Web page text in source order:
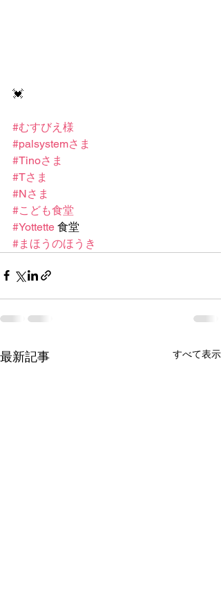
💓
#むすびえ様
#palsystemさま
#Tinoさま
#Tさま
#Nさま
#こども食堂
#Yottette 食堂
#まほうのほうき
最新記事 すべて表示